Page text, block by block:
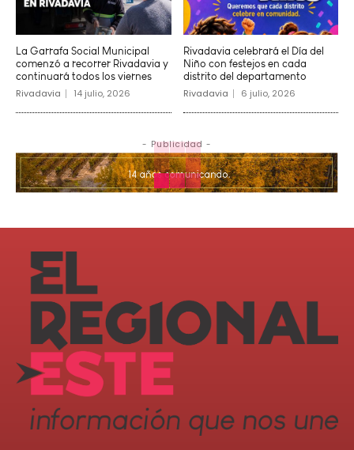
La Garrafa Social Municipal
comenzó a recorrer Rivadavia y
continuará todos los viernes
Rivadavia 14 julio, 2026
Rivadavia celebrará el Día del
Niño con festejos en cada
distrito del departamento
Rivadavia 6 julio, 2026
- Publicidad -